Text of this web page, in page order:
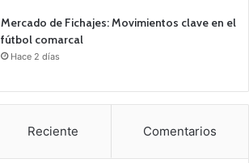
Mercado de Fichajes: Movimientos clave en el
fútbol comarcal
Hace 2 días
Reciente Comentarios